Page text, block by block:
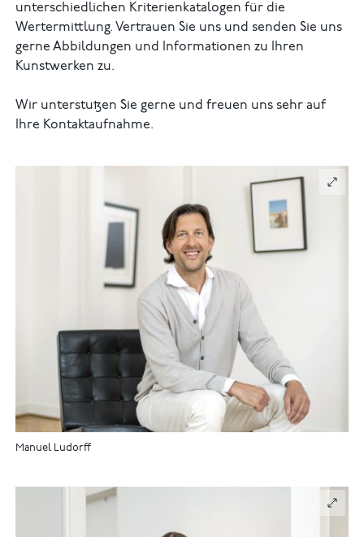
unterschiedlichen Kriterienkatalogen für die
Wertermittlung. Vertrauen Sie uns und senden Sie uns
gerne Abbildungen und Informationen zu Ihren
Kunstwerken zu.
Wir unterstutzen Sie gerne und freuen uns sehr auf
Ihre Kontaktaufnahme.
Manuel Ludorff